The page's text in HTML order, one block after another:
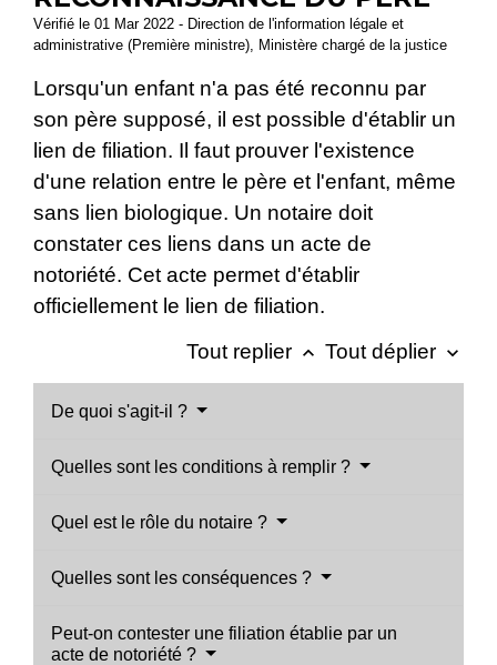
Vérifié le 01 Mar 2022 - Direction de l'information légale et
administrative (Première ministre), Ministère chargé de la justice
Lorsqu'un enfant n'a pas été reconnu par
son père supposé, il est possible d'établir un
lien de filiation. Il faut prouver l'existence
d'une relation entre le père et l'enfant, même
sans lien biologique. Un notaire doit
constater ces liens dans un acte de
notoriété. Cet acte permet d'établir
officiellement le lien de filiation.
Tout replier keyboard_arrow_up Tout déplier keyboard_arrow_down
De quoi s'agit-il ?
Quelles sont les conditions à remplir ?
Quel est le rôle du notaire ?
Quelles sont les conséquences ?
Peut-on contester une filiation établie par un
acte de notoriété ?